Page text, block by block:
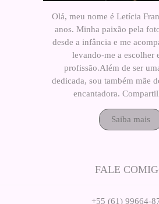
Olá, meu nome é Letícia
anos. Minha paixão pela
desde a infância e me
levando-me a escolher
profissão.Além de ser
dedicada, sou também mãe
encantadora.
Saiba mais
FALE
+55 (61) 99664-